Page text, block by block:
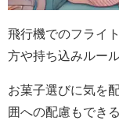
飛行機でのフライ
方や持ち込みルー
お菓子選びに気を
囲への配慮もでき